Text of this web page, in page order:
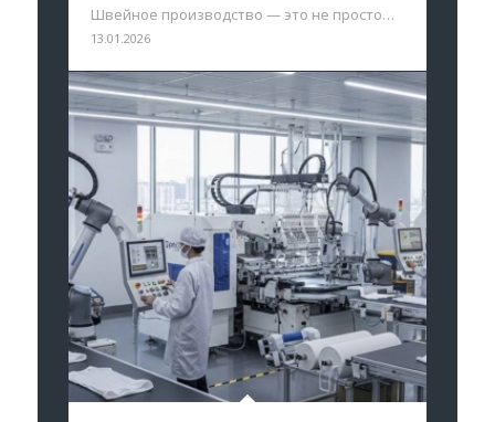
Швейное производство — это не просто…
13.01.2026